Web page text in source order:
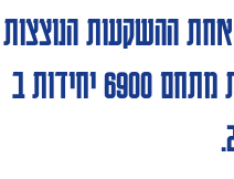
ההשקעות הנוצצות
לקראת אישור סופי להקמת מתחם 6900 יחידות ב